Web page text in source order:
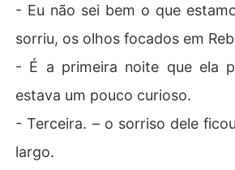
- Eu não sei bem o que
sorriu, os olhos focados em
- É a primeira noite que ela
estava um pouco curioso.
- Terceira. – o sorriso dele
largo.